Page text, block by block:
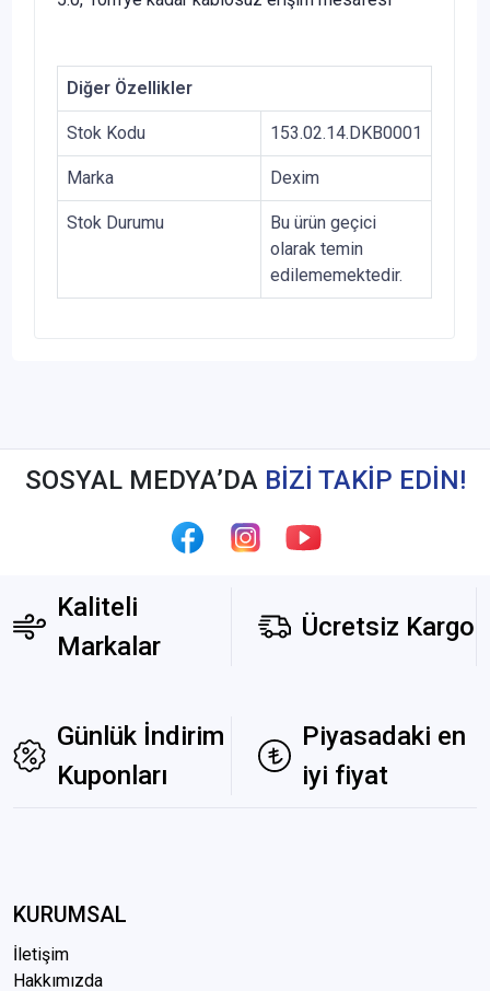
Diğer Özellikler
Stok Kodu 153.02.14.DKB0001
Marka Dexim
Stok Durumu
Bu ürün geçici
olarak temin
edilememektedir.
SOSYAL MEDYA’DA BİZİ TAKİP EDİN!
Kaliteli
Markalar
Ücretsiz Kargo
Günlük İndirim
Kuponları
Piyasadaki en
iyi fiyat
KURUMSAL
İletişim
Hakkımızda